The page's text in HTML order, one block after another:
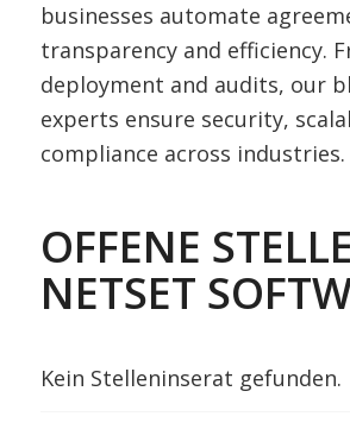
businesses automate
transparency and efficiency.
deployment and audits, our
experts ensure security,
compliance across industries.
OFFENE
NETSET
Kein Stelleninserat gefunden.